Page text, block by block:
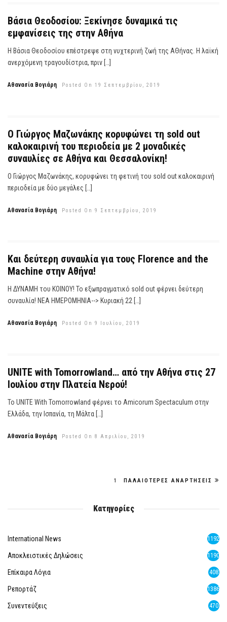
Βάσια Θεοδοσίου: Ξεκίνησε δυναμικά τις
εμφανίσεις της στην Αθήνα
Η Βάσια Θεοδοσίου επέστρεψε στη νυχτερινή ζωή της ΑΘήνας. Η λαϊκή
ανερχόμενη τραγουδίστρια, πριν […]
Αθανασία Βογιάρη Posted On 19 Σεπτεμβρίου, 2019
Ο Γιώργος Μαζωνάκης κορυφώνει τη sold out
καλοκαιρινή του περιοδεία με 2 μοναδικές
συναυλίες σε Αθήνα και Θεσσαλονίκη!
Ο Γιώργος Μαζωνάκης, κορυφώνει τη φετινή του sold out καλοκαιρινή
περιοδεία με δύο μεγάλες […]
Αθανασία Βογιάρη Posted On 9 Σεπτεμβρίου, 2019
Και δεύτερη συναυλία για τους Florence and the
Machine στην Αθήνα!
Η ΔΥΝΑΜΗ του ΚΟΙΝΟΥ! Το εξωπραγματικό sold out φέρνει δεύτερη
συναυλία! ΝΕΑ ΗΜΕΡΟΜΗΝΙΑ--> Κυριακή 22 […]
Αθανασία Βογιάρη Posted On 9 Ιουλίου, 2019
UNITE with Tomorrowland… από την Αθήνα στις 27
Ιουλίου στην Πλατεία Νερού!
Το UNITE With Tomorrowland φέρνει το Amicorum Spectaculum στην
Ελλάδα, την Ισπανία, τη Μάλτα […]
Αθανασία Βογιάρη Posted On 8 Απριλίου, 2019
1 ΠΑΛΑΙΌΤΕΡΕΣ ΑΝΑΡΤΉΣΕΙΣ
Κατηγορίες
International News 1192
Αποκλειστικές Δηλώσεις 1190
Επίκαιρα Λόγια 408
Ρεπορτάζ 1386
Συνεντεύξεις 470